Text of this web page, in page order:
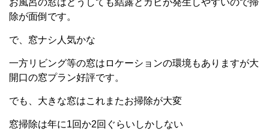
お風呂の窓はどうしても結露とカビが発生しやすいので掃
除が面倒です。
で、窓ナシ人気かな
一方リビング等の窓はロケーションの環境もありますが大
開口の窓プラン好評です。
でも、大きな窓はこれまたお掃除が大変
窓掃除は年に1回か2回ぐらいしかしない